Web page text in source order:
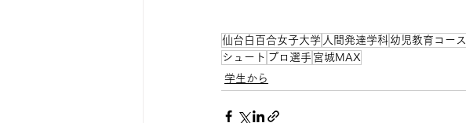
仙台白百合女子大学 人間発達学科幼児教育コース
シュート プロ選手 宮城MAX
学生から